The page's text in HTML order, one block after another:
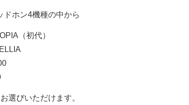
ドホン4機種の中から
（初代）
選びいただけます。